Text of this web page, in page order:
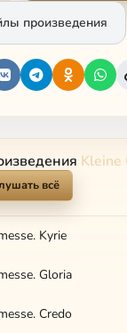
произведения
Kleine
всё
Kyrie
Gloria
Credo